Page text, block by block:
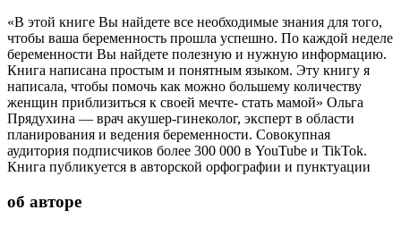
«В этой книге Вы найдете все необходимые знания для того,
чтобы ваша беременность прошла успешно. По каждой неделе
беременности Вы найдете полезную и нужную информацию.
Книга написана простым и понятным языком. Эту книгу я
написала, чтобы помочь как можно большему количеству
женщин приблизиться к своей мечте- стать мамой» Ольга
Прядухина — врач акушер-гинеколог, эксперт в области
планирования и ведения беременности. Совокупная
аудитория подписчиков более 300 000 в YouTube и TikTok.
Книга публикуется в авторской орфографии и пунктуации
об авторе